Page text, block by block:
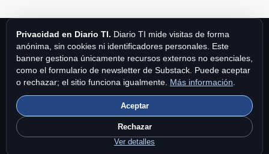
Diario TI
Diario TI es una publicación de MPA Publishing International Ltd.
Fundado en 1997.
|Privacidad y cookies
Brand Story
en Diario TI.
Privacidad en Diario TI. Diario TI mide visitas de forma
anónima, sin cookies ni identificadores personales. Este
banner gestiona únicamente recursos externos no esenciales,
como el formulario de newsletter de Substack. Puede aceptar
o rechazar; el sitio funciona igualmente. Más información
Aceptar
Rechazar
Ver detalles